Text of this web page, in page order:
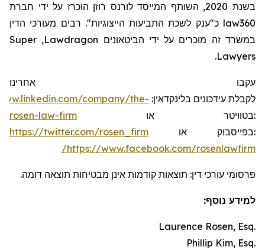
בשנת 2020, השותף המייסד לורנס רוזן הוכרז על ידי חברת
law360 כ"ענק לשכת התביעות הייצוגיות". רבים מעורכי הדין
במשרד זה מוכרים על ידי הביטאונים Lawdragon
,
Super
Lawyers
.
עקבו אחרינו
לקבלת עידכונים בלינקדאין:
company/the-
rosen-law-firm או בטוויטר:
https://twitter.com/rosen_firm או בפייסבוק:
https://www.facebook.com/rosenlawfirm/
פרסומי עורכי דין: תוצאות קודמות אינן מבטיחות תוצאה דומה.
למידע נוסף:
.Laurence Rosen, Esq
.Phillip Kim, Esq